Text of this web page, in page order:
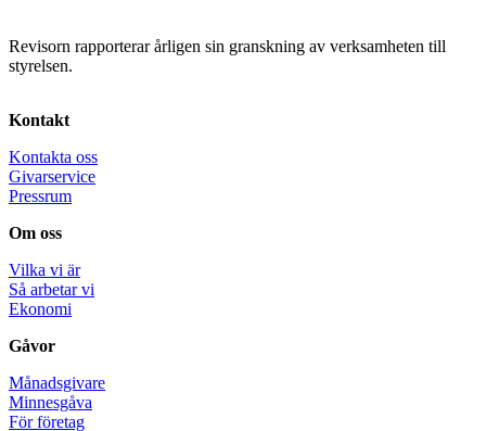
Revisorn rapporterar årligen sin granskning av verksamheten till
styrelsen.
Kontakt
Kontakta oss
Givarservice
Pressrum
Om oss
Vilka vi är
Så arbetar vi
Ekonomi
Gåvor
Månadsgivare
Minnesgåva
För företag